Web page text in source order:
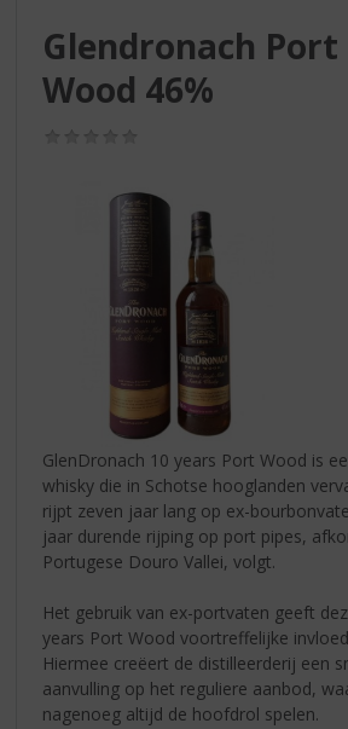
Glendronach Port
Wood 46%
GlenDronach 10 years Port Wood is
whisky die in Schotse hooglanden
rijpt zeven jaar lang op ex-
jaar durende rijping op port pipes,
Portugese Douro Vallei, volgt.
Het gebruik van ex-portvaten geeft
years Port Wood voortreffelijke
Hiermee creëert de distilleerderij een
aanvulling op het reguliere aanbod,
nagenoeg altijd de hoofdrol spelen.